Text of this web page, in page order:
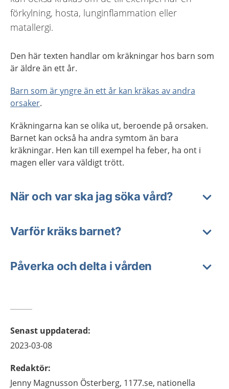
förkylning, hosta, lunginflammation eller
matallergi.
Den här texten handlar om kräkningar hos barn som
är äldre än ett år.
Barn som är yngre än ett år kan kräkas av andra
orsaker.
Kräkningarna kan se olika ut, beroende på orsaken.
Barnet kan också ha andra symtom än bara
kräkningar. Hen kan till exempel ha feber, ha ont i
magen eller vara väldigt trött.
När och var ska jag söka vård?
Varför kräks barnet?
Påverka och delta i vården
Senast uppdaterad:
2023-03-08
Redaktör:
Jenny Magnusson Österberg, 1177.se, nationella